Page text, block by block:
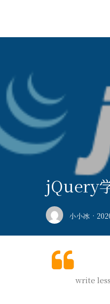
jQuery
小小冰 ·
write